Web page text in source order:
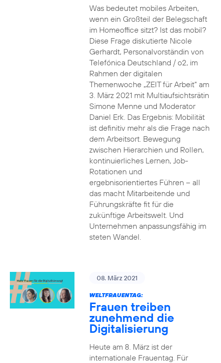
Was bedeutet mobiles Arbeiten,
wenn ein Großteil der Belegschaft
im Homeoffice sitzt? Ist das mobil?
Diese Frage diskutierte Nicole
Gerhardt, Personalvorständin von
Telefónica Deutschland / o2, im
Rahmen der digitalen
Themenwoche „ZEIT für Arbeit“ am
3. März 2021 mit Multiaufsichtsrätin
Simone Menne und Moderator
Daniel Erk. Das Ergebnis: Mobilität
ist definitiv mehr als die Frage nach
dem Arbeitsort. Bewegung
zwischen Hierarchien und Rollen,
kontinuierliches Lernen, Job-
Rotationen und
ergebnisorientiertes Führen – all
das macht Mitarbeitende und
Führungskräfte fit für die
zukünftige Arbeitswelt. Und
Unternehmen anpassungsfähig im
steten Wandel.
08. März 2021
WELTFRAUENTAG:
Frauen treiben
zunehmend die
Digitalisierung
Heute am 8. März ist der
internationale Frauentag. Für